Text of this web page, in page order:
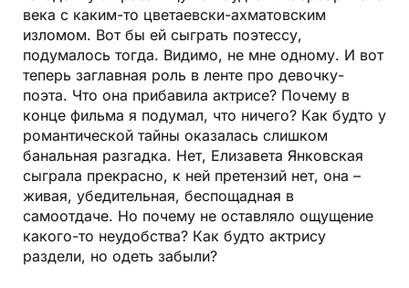
века с каким-то цветаевски-ахматовским
изломом. Вот бы ей сыграть поэтессу,
подумалось тогда. Видимо, не мне одному. И вот
теперь заглавная роль в ленте про девочку-
поэта. Что она прибавила актрисе? Почему в
конце фильма я подумал, что ничего? Как будто у
романтической тайны оказалась слишком
банальная разгадка. Нет, Елизавета Янковская
сыграла прекрасно, к ней претензий нет, она –
живая, убедительная, беспощадная в
самоотдаче. Но почему не оставляло ощущение
какого-то неудобства? Как будто актрису
раздели, но одеть забыли?